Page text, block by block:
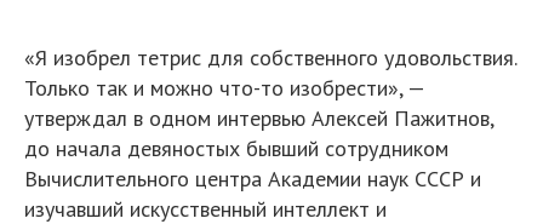
«Я изобрел тетрис для собственного удовольствия.
Только так и можно что-то изобрести», —
утверждал в одном интервью Алексей Пажитнов,
до начала девяностых бывший сотрудником
Вычислительного центра Академии наук СССР и
изучавший искусственный интеллект и